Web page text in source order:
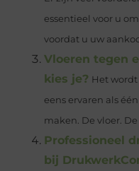
essentieel voor u
voordat u uw
Vloeren tegen
kies je? Het wordt
eens ervaren als
maken. De vloer. De
Professioneel
bij